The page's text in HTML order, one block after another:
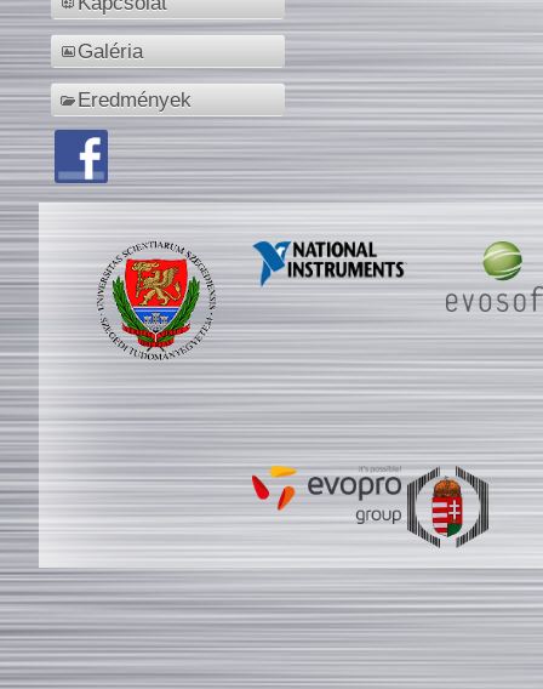
Galéria
Eredmények